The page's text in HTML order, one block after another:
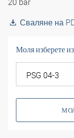
Сваляне на
Моля изберете